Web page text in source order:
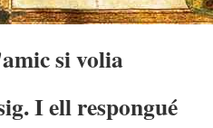
si volia
I ell respongué